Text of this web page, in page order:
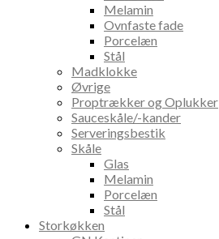
Melamin
Ovnfaste fade
Porcelæn
Stål
Madklokke
Øvrige
Proptrækker og Oplukker
Sauceskåle/-kander
Serveringsbestik
Skåle
Glas
Melamin
Porcelæn
Stål
Storkøkken